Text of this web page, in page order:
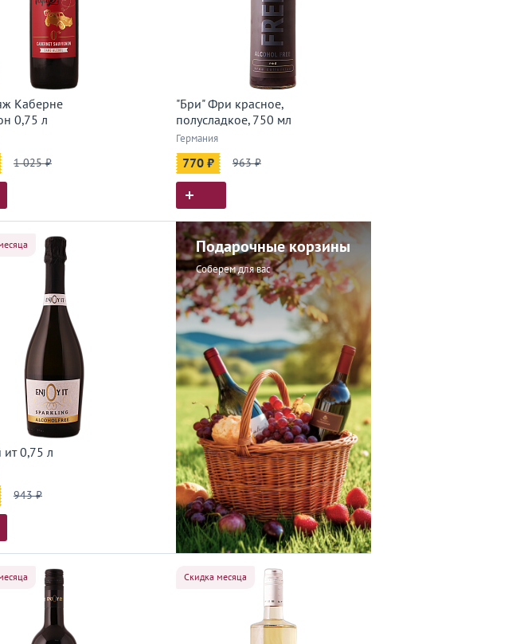
Каберне
0,75 л
1 025 ₽
"Бри" Фри красное,
полусладкое, 750 мл
Германия
770 ₽ 963 ₽
0,75 л
943 ₽
Подарочные корзины
Соберем для вас
Скидка месяца